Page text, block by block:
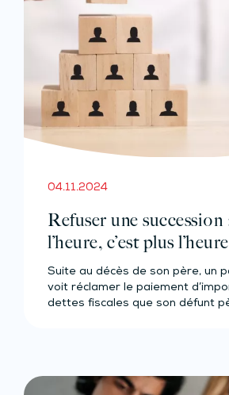
04.11.2024
Refuser une succession
l’heure, c’est plus
Suite au décès de son père, un
voit réclamer le paiement
dettes fiscales que son défunt